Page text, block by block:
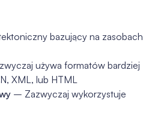
bazujący na zasobach
używa formatów bardziej
XML, lub HTML
– Zazwyczaj wykorzystuje